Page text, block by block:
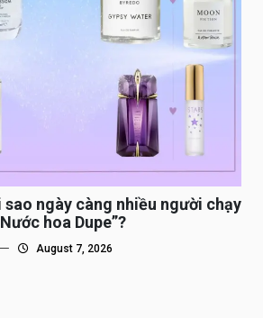
sao ngày càng nhiều người chạy
hoa Dupe”?
August 7, 2026